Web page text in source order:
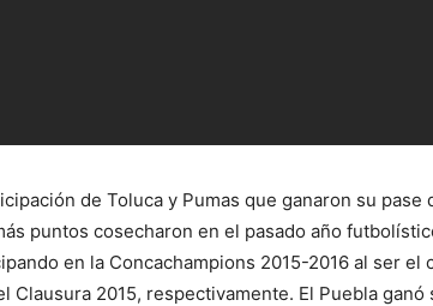
de Toluca y Pumas que ganaron su pase
puntos cosecharon en el pasado año
en la Concachampions 2015-2016 al ser el
Clausura 2015, respectivamente. El Puebla